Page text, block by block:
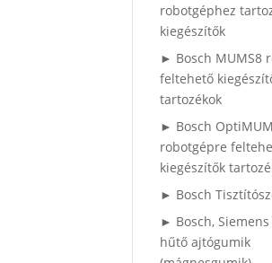
robotgéphez
kiegészítők
► Bosch MUMS8
feltehető
tartozékok
► Bosch
robotgépre
kiegészítők
► Bosch
► Bosch,
hűtő ajtógumik